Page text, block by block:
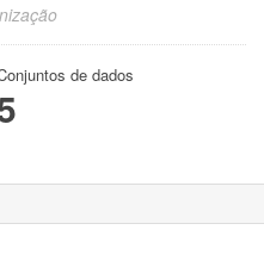
de dados